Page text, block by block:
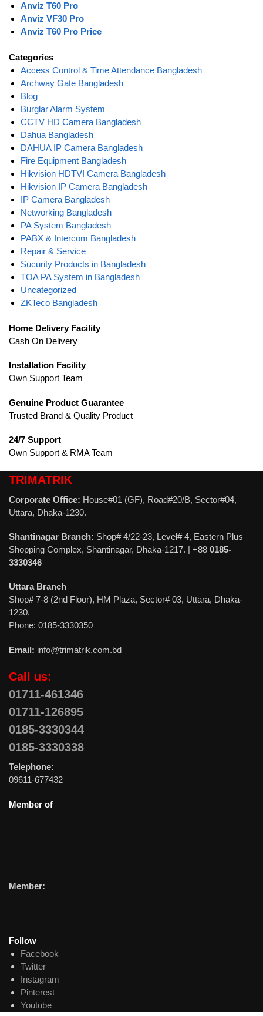
Anviz T60 Pro
Anviz VF30 Pro
Anviz T60 Pro Price
Categories
Access Control & Time Attendance Bangladesh
Archway Gate Bangladesh
Blog
Burglar Alarm System
CCTV HD Camera Bangladesh
Dahua Bangladesh
DAHUA IP Camera Bangladesh
Fire Equipment Bangladesh
Hikvision HDTVI Camera Bangladesh
Hikvision IP Camera Bangladesh
IP Camera Bangladesh
Networking Bangladesh
PA System Bangladesh
PABX & Intercom Bangladesh
Repair & Service
Sucurity Products in Bangladesh
TOA PA System in Bangladesh
Uncategorized
ZKTeco Bangladesh
Home Delivery Facility
Cash On Delivery
Installation Facility
Own Support Team
Genuine Product Guarantee
Trusted Brand & Quality Product
24/7 Support
Own Support & RMA Team
TRIMATRIK
Corporate Office: House#01 (GF), Road#20/B, Sector#04,
Uttara, Dhaka-1230.
Shantinagar Branch: Shop# 4/22-23, Level# 4, Eastern Plus
Shopping Complex, Shantinagar, Dhaka-1217. | +88 0185-
3330346
Uttara Branch
Shop# 7-8 (2nd Floor), HM Plaza, Sector# 03, Uttara, Dhaka-
1230.
Phone: 0185-3330350
Email: info@trimatrik.com.bd
Call us:
01711-461346
01711-126895
0185-3330344
0185-3330338
Telephone:
09611-677432
Member of
Member:
Follow
Facebook
Twitter
Instagram
Pinterest
Youtube